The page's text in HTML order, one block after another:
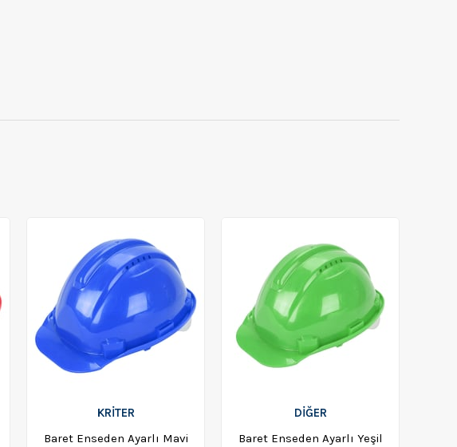
KRİTER
Baret Enseden Ayarlı Mavi
DİĞER
Baret Enseden Ayarlı Yeşil